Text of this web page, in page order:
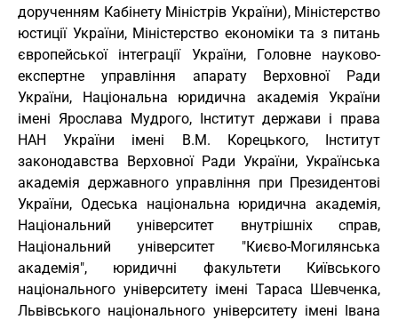
дорученням Кабінету Міністрів України), Міністерство
юстиції України, Міністерство економіки та з питань
європейської інтеграції України, Головне науково-
експертне управління апарату Верховної Ради
України, Національна юридична академія України
імені Ярослава Мудрого, Інститут держави і права
НАН України імені В.М. Корецького, Інститут
законодавства Верховної Ради України, Українська
академія державного управління при Президентові
України, Одеська національна юридична академія,
Національний університет внутрішніх справ,
Національний університет "Києво-Могилянська
академія", юридичні факультети Київського
національного університету імені Тараса Шевченка,
Львівського національного університету імені Івана